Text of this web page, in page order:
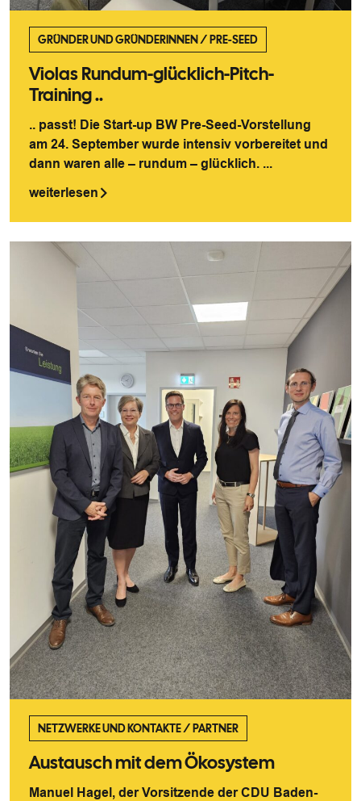
GRÜNDER UND GRÜNDERINNEN/PRE-SEED
Violas Rundum-glücklich-Pitch-
Training ..
.. passt! Die Start-up BW Pre-Seed-Vorstellung
am 24. September wurde intensiv vorbereitet und
dann waren alle – rundum – glücklich. ...
weiterlesen
NETZWERKE UND KONTAKTE/PARTNER
Austausch mit dem Ökosystem
Manuel Hagel, der Vorsitzende der CDU Baden-